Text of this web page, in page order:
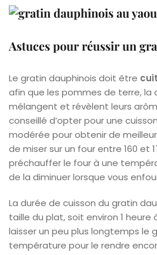
Astuces pour réussir un
Le gratin dauphinois doit être
afin que les pommes de terre, la
mélangent et révèlent leurs
conseillé d’opter pour une
modérée pour obtenir de
de miser sur un four entre 160 et
préchauffer le four à une
de la diminuer lorsque vous
La durée de cuisson du gratin
taille du plat, soit environ 1 heure
laisser un peu plus longtemps le
température pour le rendre